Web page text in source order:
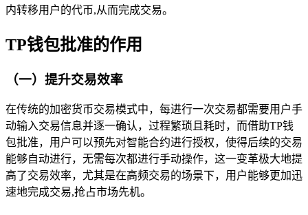
内转移用户的代币,从而完成交易。
TP钱包批准的作用
（一）提升交易效率
在传统的加密货币交易模式中，每进行一次交易都需要用户手
动输入交易信息并逐一确认，过程繁琐且耗时，而借助TP钱
包批准，用户可以预先对智能合约进行授权，使得后续的交易
能够自动进行，无需每次都进行手动操作，这一变革极大地提
高了交易效率，尤其是在高频交易的场景下，用户能够更加迅
速地完成交易,抢占市场先机。